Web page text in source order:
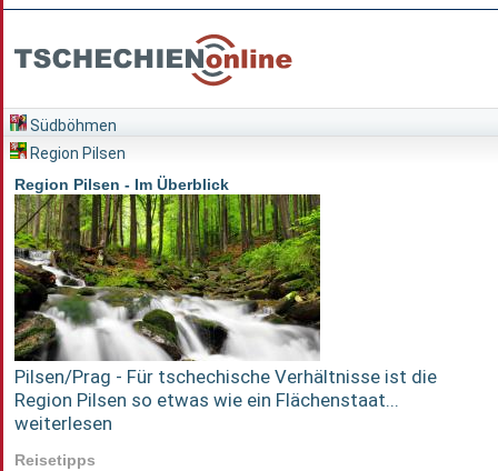
Südböhmen
Region Pilsen
Region Pilsen - Im Überblick
Pilsen/Prag - Für tschechische Verhältnisse ist die
Region Pilsen so etwas wie ein Flächenstaat...
weiterlesen
Reisetipps